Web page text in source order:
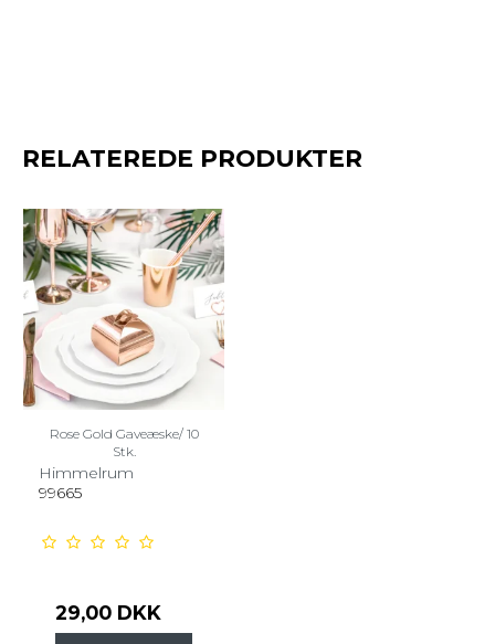
RELATEREDE PRODUKTER
Rose Gold Gaveæske/ 10
Stk.
Himmelrum
99665
29,00 DKK